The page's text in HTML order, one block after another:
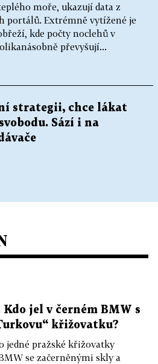
moře, ukazují data z
portálů. Extrémně vytížené je
kde počty noclehů v
převyšují...
strategii, chce lákat
Sází i na
Kdo jel v černém BMW s
křižovatku?
jedné pražské křižovatky
se začerněnými skly a